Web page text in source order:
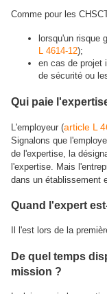
Comme pour les
lorsqu'un risque
L 4614-12);
en cas de projet
de sécurité ou
Qui paie
L'employeur (article L
Signalons que
de l'expertise, la
l'expertise. Mais
dans un établissement
Quand l'expert
Il l'est lors de la
De quel temps
mission ?